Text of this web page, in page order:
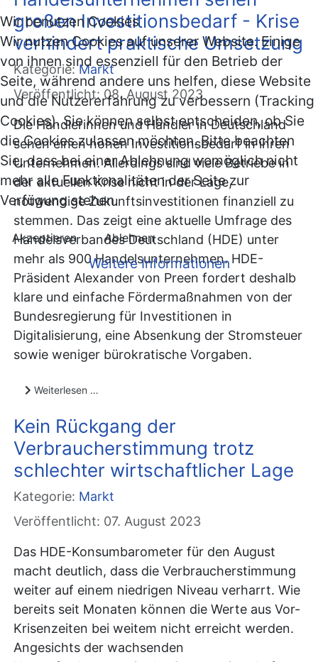
großen Investitionsbedarf - Krise
verhindert praktische Umsetzung
Kategorie:Markt
Veröffentlicht: 08. August 2023
Die Händlerinnen und Händler in Deutschland
sehen einen hohen Investitionsbedarf in ihren
Unternehmen. Allerdings sind viele Betriebe in
der aktuellen Krise nicht in der Lage,
notwendige Zukunftsinvestitionen finanziell zu
stemmen. Das zeigt eine aktuelle Umfrage des
Handelsverbandes Deutschland (HDE) unter
mehr als 900 Handelsunternehmen. HDE-
Präsident Alexander von Preen fordert deshalb
klare und einfache Fördermaßnahmen von der
Bundesregierung für Investitionen in
Digitalisierung, eine Absenkung der Stromsteuer
sowie weniger bürokratische Vorgaben.
Weiterlesen …
Kein Rückgang der
Verbraucherstimmung trotz
schlechter wirtschaftlicher Lage
Kategorie: Markt
Veröffentlicht: 07. August 2023
Das HDE-Konsumbarometer für den August
macht deutlich, dass die Verbraucherstimmung
weiter auf einem niedrigen Niveau verharrt. Wie
bereits seit Monaten können die Werte aus Vor-
Krisenzeiten bei weitem nicht erreicht werden.
Angesichts der wachsenden
Wir benutzen Cookies
Wir nutzen Cookies auf unserer Website. Einige
von ihnen sind essenziell für den Betrieb der
Seite, während andere uns helfen, diese Website
und die Nutzererfahrung zu verbessern (Tracking
Cookies). Sie können selbst entscheiden, ob Sie
die Cookies zulassen möchten. Bitte beachten
Sie, dass bei einer Ablehnung womöglich nicht
mehr alle Funktionalitäten der Seite zur
Verfügung stehen.
Akzeptieren Ablehnen
Weitere Informationen